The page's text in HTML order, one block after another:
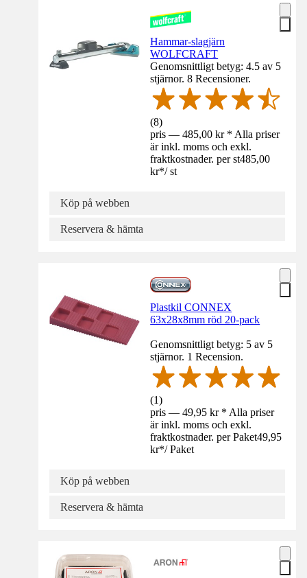
Hammar-slagjärn
WOLFCRAFT
Genomsnittligt betyg: 4.5 av 5
stjärnor. 8 Recensioner.
(8)
pris — 485,00 kr * Alla priser
är inkl. moms och exkl.
fraktkostnader. per st485,00
kr*/ st
Köp på webben
Reservera & hämta
Plastkil CONNEX
63x28x8mm röd 20-pack
Genomsnittligt betyg: 5 av 5
stjärnor. 1 Recension.
(1)
pris — 49,95 kr * Alla priser
är inkl. moms och exkl.
fraktkostnader. per Paket49,95
kr*/ Paket
Köp på webben
Reservera & hämta